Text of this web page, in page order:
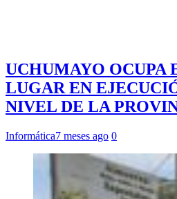
UCHUMAYO OCUPA
LUGAR EN
NIVEL DE LA
Informática7 meses ago 0